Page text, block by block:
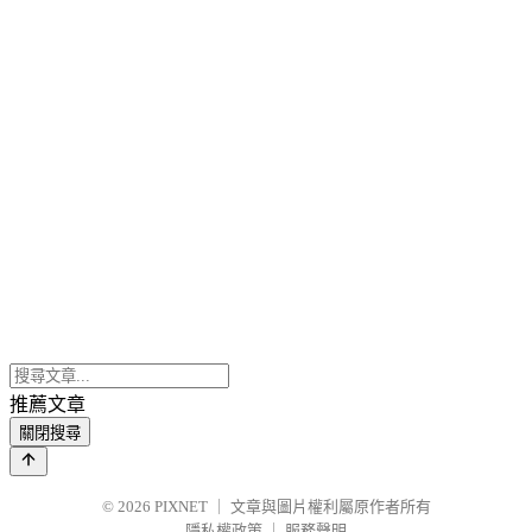
推薦文章
關閉搜尋
© 2026 PIXNET
文章與圖片權利屬原作者所有